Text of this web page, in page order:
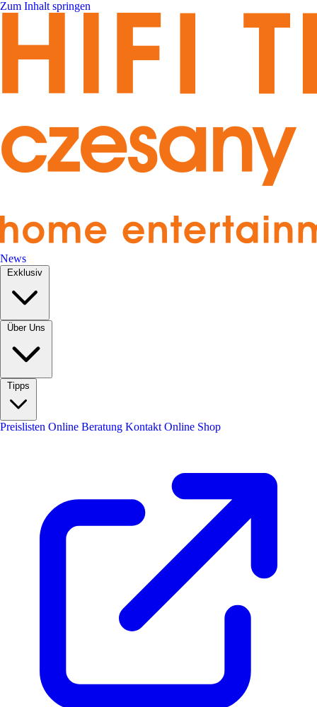
Zum Inhalt springen
News
Exklusiv
Über Uns
Tipps
Preislisten Online Beratung Kontakt Online Shop